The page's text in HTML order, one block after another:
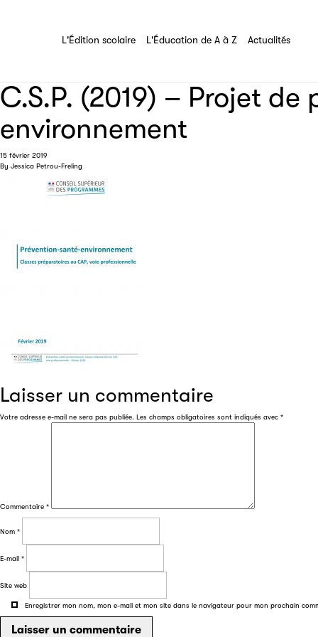
L'Édition scolaire L'Éducation de A à Z Actualités
Tout savoir sur l'association
L'Édition scolaire
L'Éducation de A à Z
C.S.P. (2019) – Projet
environnement
15 février 2019
By Jessica Petrou-Freling
Laisser un commentaire
Votre adresse e-mail ne sera pas publiée. Les champs obligatoires sont indiqués avec *
Commentaire *
Nom *
E-mail *
Site web
Enregistrer mon nom, mon e-mail et mon site dans le navigateur pour mon prochain